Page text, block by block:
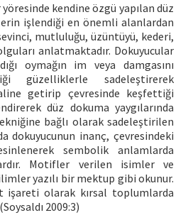
kendine özgü yapılan düz
işlendiği en önemli alanlardan
mutluluğu, üzüntüyü, kederi,
anlatmaktadır. Dokuyucular
oymağın im veya damgasını
güzelliklerle sadeleştirerek
getirip çevresinde keşfettiği
düz dokuma yaygılarında
bağlı olarak sadeleştirilen
dokuyucunun inanç, çevresindeki
sembolik anlamlarda
Motifler verilen isimler ve
yazılı bir mektup gibi okunur.
işareti olarak kırsal toplumlarda
2009:3)